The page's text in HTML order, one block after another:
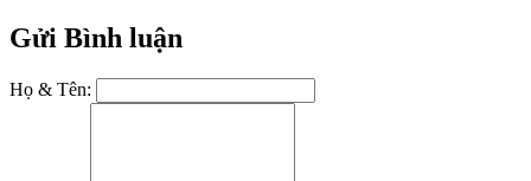
Gửi Bình luận
Họ & Tên: